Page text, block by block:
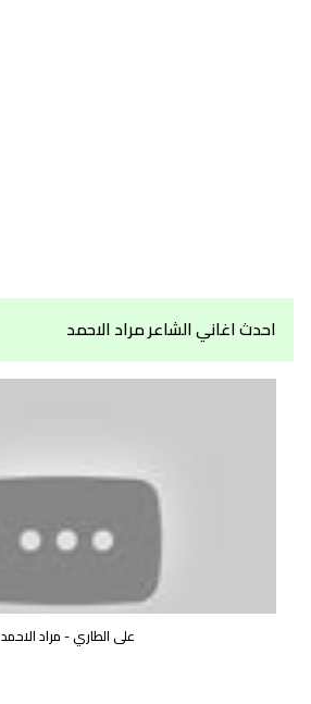
احدث اغاني الشاعر مراد الاحمد
على الطاري - مراد الاحمد